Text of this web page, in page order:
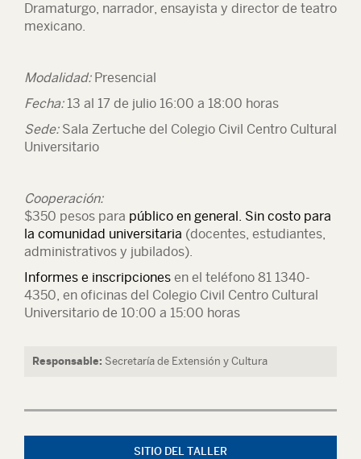
Dramaturgo, narrador, ensayista y director de teatro
mexicano.
Modalidad:Presencial
Fecha: 13 al 17 de julio 16:00 a 18:00 horas
Sede:Sala Zertuche del Colegio Civil Centro Cultural
Universitario
Cooperación:
$350 pesos para público en general. Sin costo para
la comunidad universitaria (docentes, estudiantes,
administrativos y jubilados).
Informes e inscripciones en el teléfono 81 1340-
4350, en oficinas del Colegio Civil Centro Cultural
Universitario de 10:00 a 15:00 horas
Responsable: Secretaría de Extensión y Cultura
SITIO DEL TALLER